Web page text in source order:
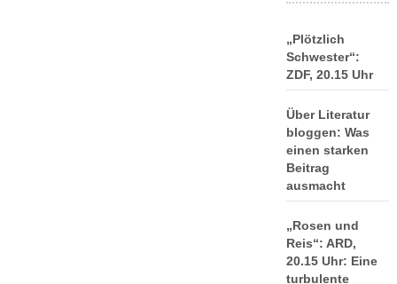
„Plötzlich
Schwester“:
ZDF, 20.15 Uhr
Über Literatur
bloggen: Was
einen starken
Beitrag
ausmacht
„Rosen und
Reis“: ARD,
20.15 Uhr: Eine
turbulente